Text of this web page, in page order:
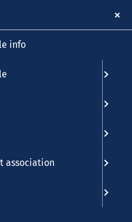
info
association